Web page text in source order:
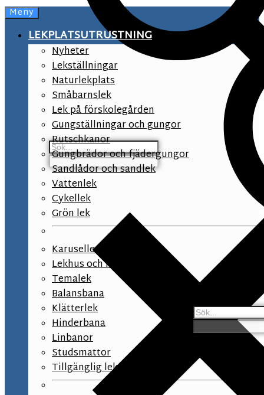
Meny
LEKPLATSUTRUSTNING
Nyheter
Lekställningar
Naturlekplats
Småbarnslek
Lek på förskolegården
Gungställningar och gungor
Rutschkanor
Gungbrädor och fjädergungor
Sandlådor och sandlek
Vattenlek
Cykellek
Grön lek
Karuseller och snurrlek
Lekhus och lekpaneler
Temalek
Balansbana
Klätterlek
Hinderbana
Linbanor
Studsmattor
Tillgänglig lek